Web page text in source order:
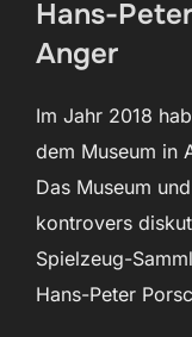
Hans-
Anger
Im Jahr 2018
dem Museum in
Das Museum
kontrovers
Spielzeug-
Hans-Peter